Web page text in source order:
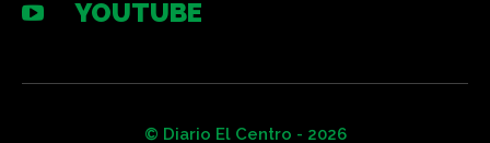
YOUTUBE
© Diario El Centro - 2026